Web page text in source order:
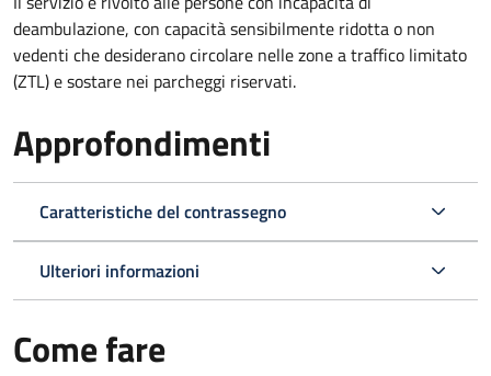
deambulazione, con capacità sensibilmente ridotta o non
vedenti che desiderano circolare nelle zone a traffico limitato
(ZTL) e sostare nei parcheggi riservati.
Approfondimenti
Caratteristiche del contrassegno
Ulteriori informazioni
Come fare